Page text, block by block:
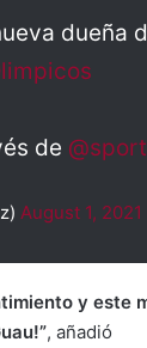
de
August 1, 2021
y este
, añadió